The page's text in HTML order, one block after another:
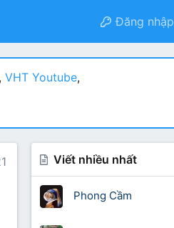
Đăng nhập
, VHT Youtube,
Viết nhiều nhất
Phong Cầm